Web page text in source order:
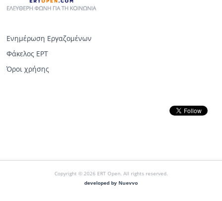
Ενημέρωση Εργαζομένων
Φάκελος ΕΡΤ
Όροι χρήσης
Copyright © 2026 ERT Open. All rights reserved.
developed by Nuevvo